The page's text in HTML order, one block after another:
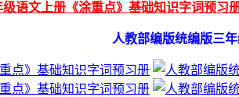
语文上册《涂重点》基础知识字词预习
人教部编版统编版三